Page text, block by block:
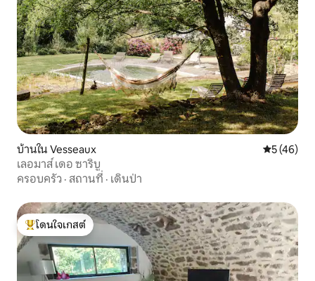
บ้านใน Vesseaux คะแนนเฉลี่
5 (46)
เลอมาส์ เดอ ซาริบู
ครอบครัว · สถานที่ · เดินป่า
โดนใจเกสต์ที่สุด
โดนใจเกสต์